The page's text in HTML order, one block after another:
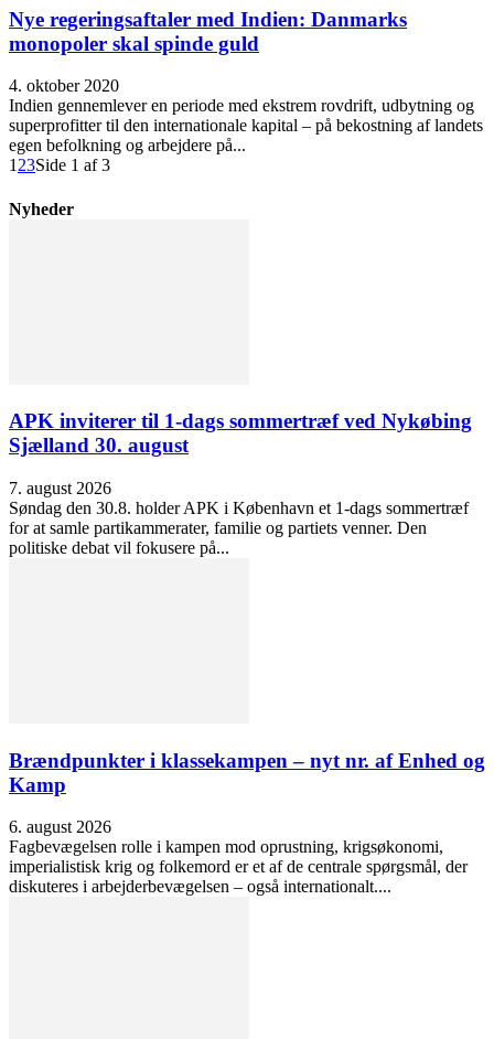
Nye regeringsaftaler med Indien: Danmarks
monopoler skal spinde guld
4. oktober 2020
Indien gennemlever en periode med ekstrem rovdrift, udbytning og
superprofitter til den internationale kapital – på bekostning af landets
egen befolkning og arbejdere på...
1 23Side 1 af 3
Nyheder
APK inviterer til 1-dags sommertræf ved Nykøbing
Sjælland 30. august
7. august 2026
Søndag den 30.8. holder APK i København et 1-dags sommertræf
for at samle partikammerater, familie og partiets venner. Den
politiske debat vil fokusere på...
Brændpunkter i klassekampen – nyt nr. af Enhed og
Kamp
6. august 2026
Fagbevægelsen rolle i kampen mod oprustning, krigsøkonomi,
imperialistisk krig og folkemord er et af de centrale spørgsmål, der
diskuteres i arbejderbevægelsen – også internationalt....